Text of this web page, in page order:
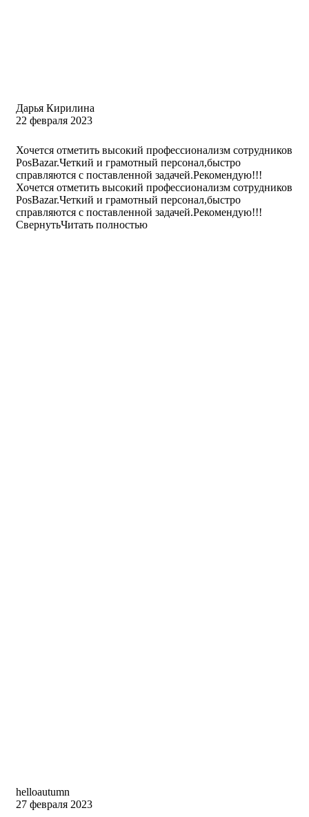
Дарья Кирилина
22 февраля 2023
Хочется отметить высокий профессионализм сотрудников
PosBazar.Четкий и грамотный персонал,быстро
справляются с поставленной задачей.Рекомендую!!!
Хочется отметить высокий профессионализм сотрудников
PosBazar.Четкий и грамотный персонал,быстро
справляются с поставленной задачей.Рекомендую!!!
СвернутьЧитать полностью
helloautumn
27 февраля 2023